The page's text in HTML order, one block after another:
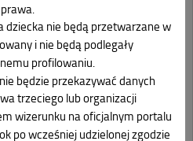
wpisy
prawa.
dziecka nie będą przetwarzane w
i nie będą podlegały
profilowaniu.
będzie przekazywać danych
trzeciego lub organizacji
wizerunku na oficjalnym portalu
po wcześniej udzielonej zgodzie